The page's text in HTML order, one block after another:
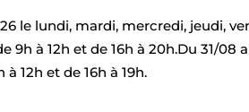
le lundi, mardi, mercredi, jeudi,
9h à 12h et de 16h à 20h.Du 31/08
12h et de 16h à 19h.